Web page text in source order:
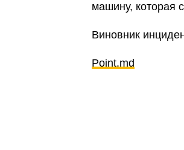
машину, которая
Виновник
Point.md